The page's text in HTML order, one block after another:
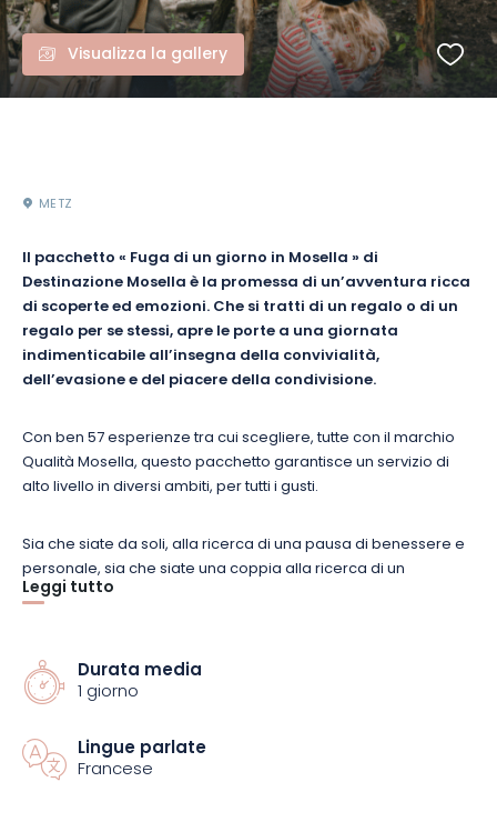
Visualizza la gallery
METZ
Il pacchetto « Fuga di un giorno in Mosella » di
Destinazione Mosella è la promessa di un’avventura ricca
di scoperte ed emozioni. Che si tratti di un regalo o di un
regalo per se stessi, apre le porte a una giornata
indimenticabile all’insegna della convivialità,
dell’evasione e del piacere della condivisione.
Con ben 57 esperienze tra cui scegliere, tutte con il marchio
Qualità Mosella, questo pacchetto garantisce un servizio di
alto livello in diversi ambiti, per tutti i gusti.
Sia che siate da soli, alla ricerca di una pausa di benessere e
personale, sia che siate una coppia alla ricerca di un
momento speciale insieme, sia che siate una famiglia e degli
Lasciatevi tentare da :
Missione biodiversità al Parco degli animali di Sainte
Leggi tutto
Durata media
1 giorno
Lingue parlate
Francese